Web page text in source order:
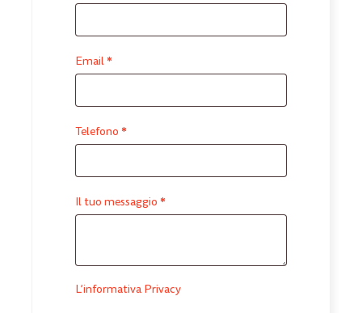
Email *
Telefono *
Il tuo messaggio *
L’informativa Privacy